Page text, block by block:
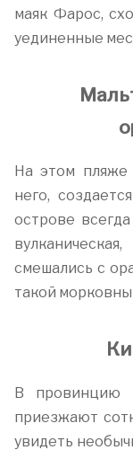
маяк Фарос,
уединенные
На этом пляже
него,
острове
смешались с
такой
В провинцию
приезжают
увидеть